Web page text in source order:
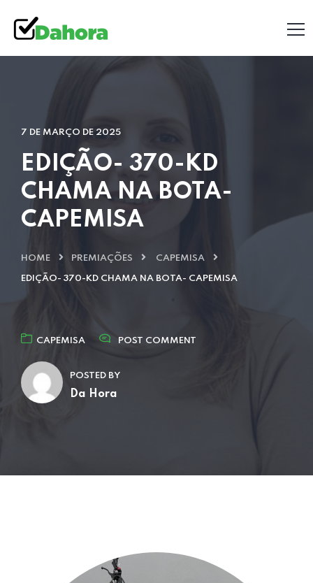
7 DE MARÇO DE 2025
EDIÇÃO- 370-KD
CHAMA NA BOTA-
CAPEMISA
HOME PREMIAÇÕES CAPEMISA
EDIÇÃO- 370-KD CHAMA NA BOTA- CAPEMISA
CAPEMISA POST COMMENT
POSTED BY
Da Hora